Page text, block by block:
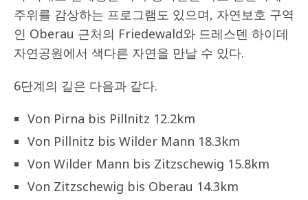
주위를 감상하는 프로그램도 있으며, 자연보호 구역
인 Oberau 근처의 Friedewald와 드레스덴 하이데
자연공원에서 색다른 자연을 만날 수 있다.
6단계의 길은 다음과 같다.
Von Pirna bis Pillnitz 12.2km
Von Pillnitz bis Wilder Mann 18.3km
Von Wilder Mann bis Zitzschewig 15.8km
Von Zitzschewig bis Oberau 14.3km